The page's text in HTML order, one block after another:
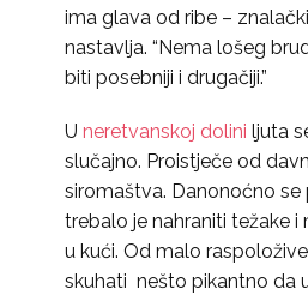
ima glava od ribe –
nastavlja. “Nema lošeg
biti posebniji i drugačiji.”
U neretvanskoj dolini ljuta
slučajno. Proistječe od
siromaštva. Danonoćno se
trebalo je nahraniti težake
u kući. Od malo
skuhati nešto pikantno da